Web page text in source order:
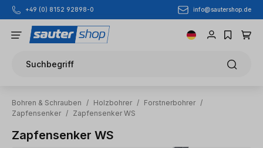
Zum Hauptinhalt springen
+49 (0) 8152 92898-0 info@sautershop.de
Suchbegriff
Bohren & Schrauben / Holzbohrer / Forstnerbohrer /
Zapfensenker / Zapfensenker WS
Zapfensenker WS